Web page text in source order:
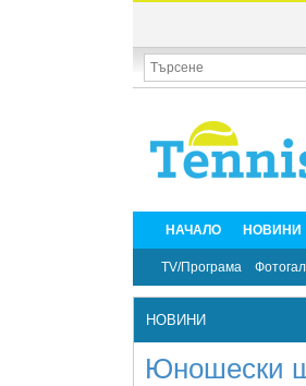
НАЧАЛО НОВИНИ
TV/Програма
НОВИНИ
Юношески